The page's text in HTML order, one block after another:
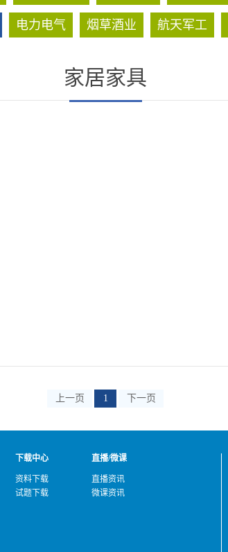
电力电气 烟草酒业 航天军工
家居家具
上一页 1 下一页
下载中心
资料下载
试题下载
直播/微课
直播资讯
微课资讯